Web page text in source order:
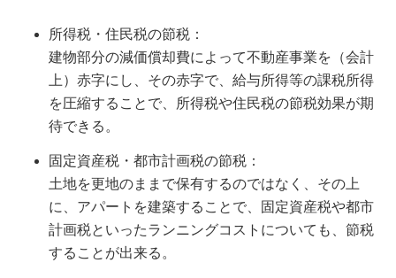
所得税・住民税の節税：
建物部分の減価償却費によって不動産事業を（会計
上）赤字にし、その赤字で、給与所得等の課税所得
を圧縮することで、所得税や住民税の節税効果が期
待できる。
固定資産税・都市計画税の節税：
土地を更地のままで保有するのではなく、その上
に、アパートを建築することで、固定資産税や都市
計画税といったランニングコストについても、節税
することが出来る。